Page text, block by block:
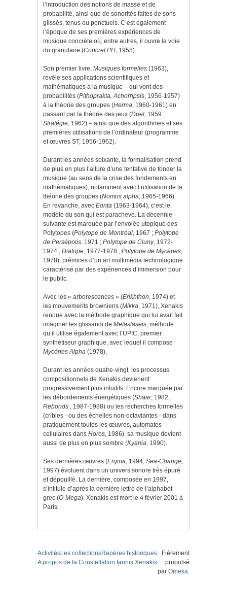
l’introduction des notions de masse et de
probabilité, ainsi que de sonorités faites de sons
glissés, tenus ou ponctuels. C’est également
l’époque de ses premières expériences de
musique concrète où, entre autres, il ouvre la voie
du granulaire (Concret PH, 1958).
Son premier livre, Musiques formelles (1963),
révèle ses applications scientifiques et
mathématiques à la musique – qui vont des
probabilités (Pithoprakta, Achorripsis, 1956-1957)
à la théorie des groupes (Herma, 1960-1961) en
passant par la théorie des jeux (Duel, 1959 ;
Stratégie, 1962) – ainsi que des algorithmes et ses
premières utilisations de l’ordinateur (programme
et œuvres ST, 1956-1962).
Durant les années soixante, la formalisation prend
de plus en plus l’allure d’une tentative de fonder la
musique (au sens de la crise des fondements en
mathématiques), notamment avec l’utilisation de la
théorie des groupes (Nomos alpha, 1965-1966).
En revanche, avec Eonta (1963-1964), c’est le
modèle du son qui est parachevé. La décennie
suivante est marquée par l’envolée utopique des
Polytopes (Polytope de Montréal, 1967 ; Polytope
de Persépolis, 1971 ; Polytope de Cluny, 1972-
1974 ; Diatope, 1977-1978 ; Polytope de Mycènes,
1978), prémices d’un art multimédia technologique
caractérisé par des expériences d’immersion pour
le public.
Avec les « arborescences » (Erikhthon, 1974) et
les mouvements browniens (Mikka, 1971), Xenakis
renoue avec la méthode graphique qui lui avait fait
imaginer les glissandi de Metastaseis, méthode
qu’il utilise également avec l’UPIC, premier
synthétiseur graphique, avec lequel il compose
Mycènes Alpha (1978).
Durant les années quatre-vingt, les processus
compositionnels de Xenakis devienent
progressivement plus intuitifs. Encore marquée par
les débordements énergétiques (Shaar, 1982,
Rebonds , 1987-1988) ou les recherches formelles
(cribles - ou des échelles non-octaviantes - dans
pratiquement toutes les œuvres, automates
cellulaires dans Horos, 1986), sa musique devient
aussi de plus en plus sombre (Kyania, 1990).
Ses dernières œuvres (Ergma, 1994, Sea-Change,
1997) évoluent dans un univers sonore très épuré
et dépouillé. La dernière, composée en 1997,
s’intitule d’après la dernière lettre de l’alphabet
grec (O-Mega). Xenakis est mort le 4 février 2001 à
Paris.
ActivitésLes collectionsRepères historiques
A propos de la Constellation Iannis Xenakis
Fièrement
propulsé
par Omeka.